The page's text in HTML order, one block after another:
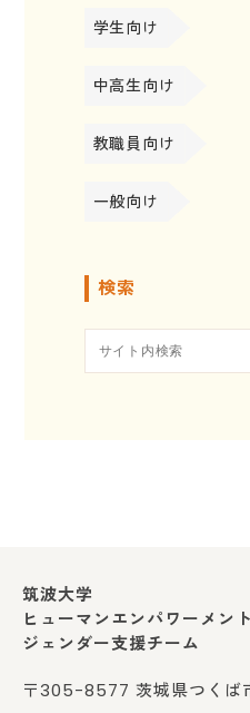
学生向け
中高生向け
教職員向け
一般向け
検索
筑波大学
ヒューマンエンパワーメン
ジェンダー支援チーム
〒305-8577 茨城県つくば